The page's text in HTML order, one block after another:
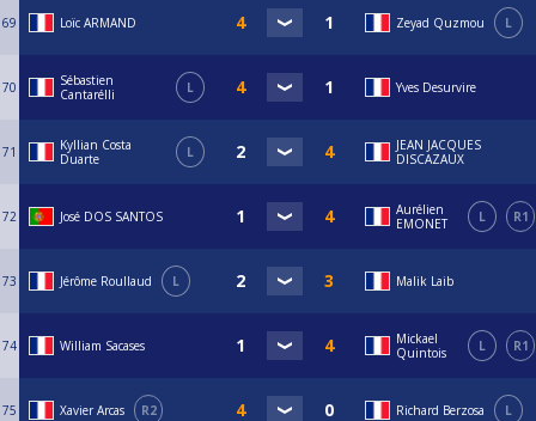
69 Loïc ARMAND Zeyad Quzmou L
70
Sébastien
Cantarélli
L Yves Desurvire
71
Kyllian Costa
Duarte
L
JEAN JACQUES
DISCAZAUX
72 José DOS SANTOS
Aurélien
EMONET
L R1
73 Jérôme Roullaud L Malik Laib
74 William Sacases
Mickael
Quintois
L R1
75 Xavier Arcas R2 Richard Berzosa L